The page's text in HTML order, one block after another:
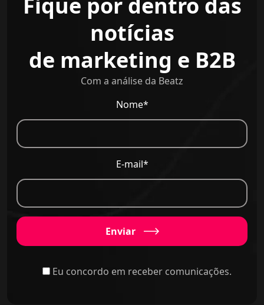
notícias
de marketing e B2B
Com a análise da Beatz
Nome*
E-mail*
Enviar
Eu concordo em receber comunicações.